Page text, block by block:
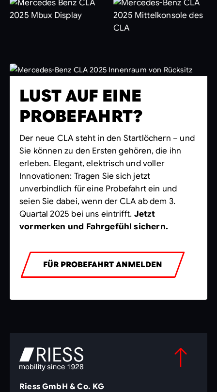
LUST AUF EINE
PROBEFAHRT?
Der neue CLA steht in den Startlöchern – und
Sie können zu den Ersten gehören, die ihn
erleben. Elegant, elektrisch und voller
Innovationen: Tragen Sie sich jetzt
unverbindlich für eine Probefahrt ein und
seien Sie dabei, wenn der CLA ab dem 3.
Quartal 2025 bei uns eintrifft. Jetzt
vormerken und Fahrgefühl sichern.
FÜR PROBEFAHRT ANMELDEN
Riess GmbH & Co. KG